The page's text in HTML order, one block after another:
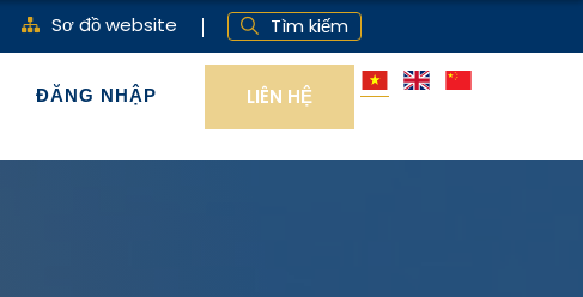
Sơ đồ website Tìm kiếm
ĐĂNG NHẬP LIÊN HỆ